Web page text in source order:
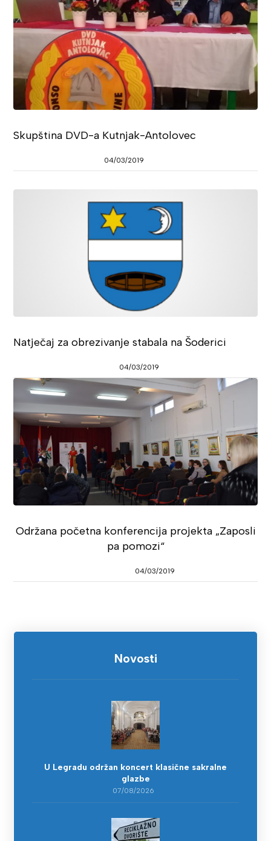
Skupština DVD-a Kutnjak-Antolovec
04/03/2019
Natječaj za obrezivanje stabala na Šoderici
04/03/2019
Održana početna konferencija projekta „Zaposli
pa pomozi“
04/03/2019
Novosti
U Legradu održan koncert klasične sakralne
glazbe
07/08/2026